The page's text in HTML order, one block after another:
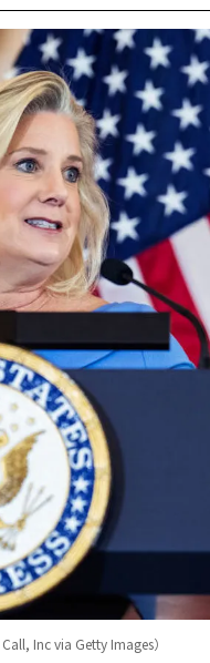
Inc via Getty Images）